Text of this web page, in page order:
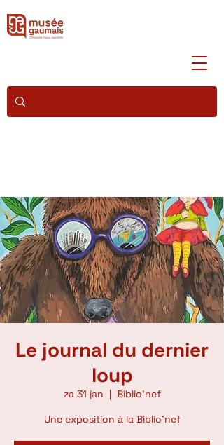
Le journal du dernier
loup
za 31 jan
  |
Biblio’nef
Une exposition à la Biblio'nef